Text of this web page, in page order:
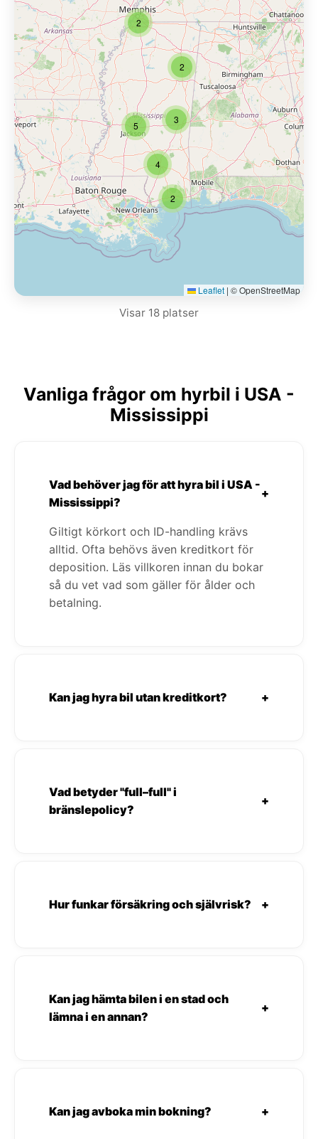
2
2
3
5
4
2
Leaflet | © OpenStreetMap
Visar 18 platser
Vanliga frågor om hyrbil i USA -
Mississippi
Vad behöver jag för att hyra bil i USA -
Mississippi?
+
Giltigt körkort och ID-handling krävs
alltid. Ofta behövs även kreditkort för
deposition. Läs villkoren innan du bokar
så du vet vad som gäller för ålder och
betalning.
Kan jag hyra bil utan kreditkort? +
Vad betyder "full–full" i
bränslepolicy?
+
Hur funkar försäkring och självrisk? +
Kan jag hämta bilen i en stad och
lämna i en annan?
+
Kan jag avboka min bokning? +